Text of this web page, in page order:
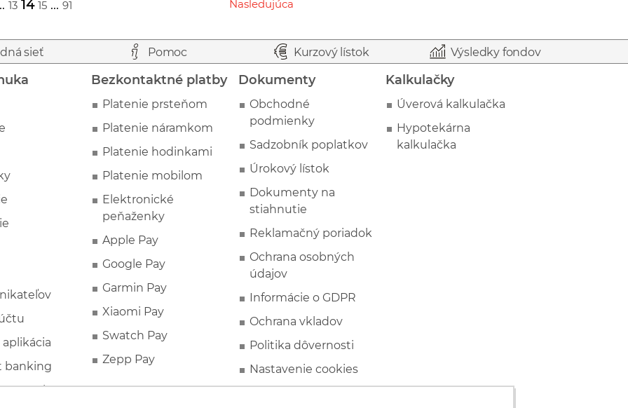
13 14 15 ... 91 Nasledujúca
Przejdź do następnej strony
sieť Pomoc Kurzový lístok Výsledky fondov
banking
ponuky
Bezkontaktné platby
Platenie prsteňom
Platenie náramkom
Platenie hodinkami
Platenie mobilom
Elektronické
peňaženky
Apple Pay
Google Pay
Garmin Pay
Xiaomi Pay
Swatch Pay
Zepp Pay
Dokumenty
Obchodné
podmienky
Sadzobník poplatkov
Úrokový lístok
Dokumenty na
stiahnutie
Reklamačný poriadok
Ochrana osobných
údajov
Informácie o GDPR
Ochrana vkladov
Politika dôvernosti
Nastavenie cookies
Kalkulačky
Úverová kalkulačka
Hypotekárna
kalkulačka